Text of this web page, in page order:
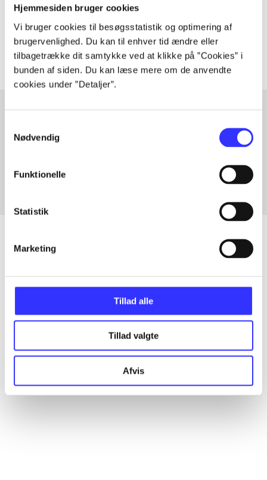
Hjemmesiden bruger cookies
Vi bruger cookies til besøgsstatistik og optimering af
brugervenlighed. Du kan til enhver tid ændre eller
tilbagetrække dit samtykke ved at klikke på ”Cookies” i
bunden af siden. Du kan læse mere om de anvendte
cookies under ”Detaljer”.
Nødvendig
Funktionelle
Statistik
Marketing
Tillad alle
Tillad valgte
Afvis
Tidsskrift
Artiklerne ihandler ofte om
Artikler med samme emner
Alle registrerede artikler fordelt på udgivelser
...